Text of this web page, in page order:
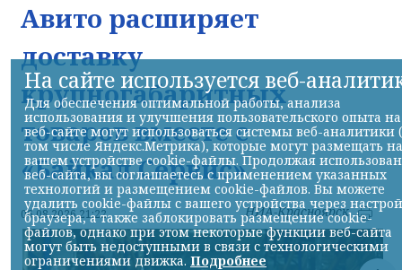
Авито расширяет
доставку
крупногабаритных
товаров вместе с
«Байкал Сервис»
06.08.2026 21:22 НИА-Красноярск
На сайте используется веб-
Для обеспечения оптимальной работы, анализа
использования и улучшения пользовательского опыта на
веб-сайте могут использоваться системы веб-аналитики
том числе Яндекс.Метрика), которые могут размещать на
вашем устройстве cookie-файлы. Продолжая
веб-сайта, вы соглашаетесь с применением указанных
технологий и размещением cookie-файлов. Вы можете
удалить cookie-файлы с вашего устройства через
браузера, а также заблокировать размещение cookie-
файлов, однако при этом некоторые функции веб-сайта
могут быть недоступными в связи с технологическими
ограничениями движка. Подробнее